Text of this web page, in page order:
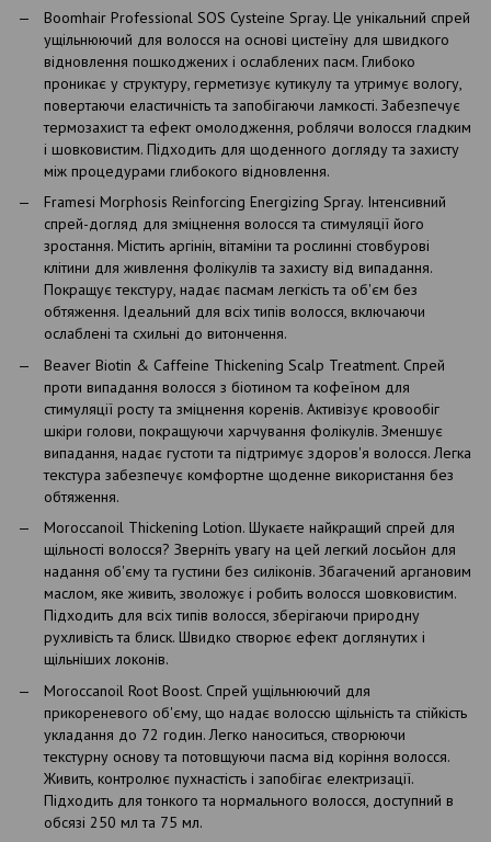
Boomhair Professional SOS Cysteine ​​Spray. Це унікальний спрей
ущільнюючий для волосся на основі цистеїну для швидкого
відновлення пошкоджених і ослаблених пасм. Глибоко
проникає у структуру, герметизує кутикулу та утримує вологу,
повертаючи еластичність та запобігаючи ламкості. Забезпечує
термозахист та ефект омолодження, роблячи волосся гладким
і шовковистим. Підходить для щоденного догляду та захисту
між процедурами глибокого відновлення.
Framesi Morphosis Reinforcing Energizing Spray. Інтенсивний
спрей-догляд для зміцнення волосся та стимуляції його
зростання. Містить аргінін, вітаміни та рослинні стовбурові
клітини для живлення фолікулів та захисту від випадання.
Покращує текстуру, надає пасмам легкість та об'єм без
обтяження. Ідеальний для всіх типів волосся, включаючи
ослаблені та схильні до витончення.
Beaver Biotin & Caffeine Thickening Scalp Treatment. Спрей
проти випадання волосся з біотином та кофеїном для
стимуляції росту та зміцнення коренів. Активізує кровообіг
шкіри голови, покращуючи харчування фолікулів. Зменшує
випадання, надає густоти та підтримує здоров'я волосся. Легка
текстура забезпечує комфортне щоденне використання без
обтяження.
Moroccanoil Thickening Lotion. Шукаєте найкращий спрей для
щільності волосся? Зверніть увагу на цей легкий лосьйон для
надання об'єму та густини без силіконів. Збагачений аргановим
маслом, яке живить, зволожує і робить волосся шовковистим.
Підходить для всіх типів волосся, зберігаючи природну
рухливість та блиск. Швидко створює ефект доглянутих і
щільніших локонів.
Moroccanoil Root Boost. Спрей ущільнюючий для
прикореневого об'єму, що надає волоссю щільність та стійкість
укладання до 72 годин. Легко наноситься, створюючи
текстурну основу та потовщуючи пасма від коріння волосся.
Живить, контролює пухнастість і запобігає електризації.
Підходить для тонкого та нормального волосся, доступний в
обсязі 250 мл та 75 мл.